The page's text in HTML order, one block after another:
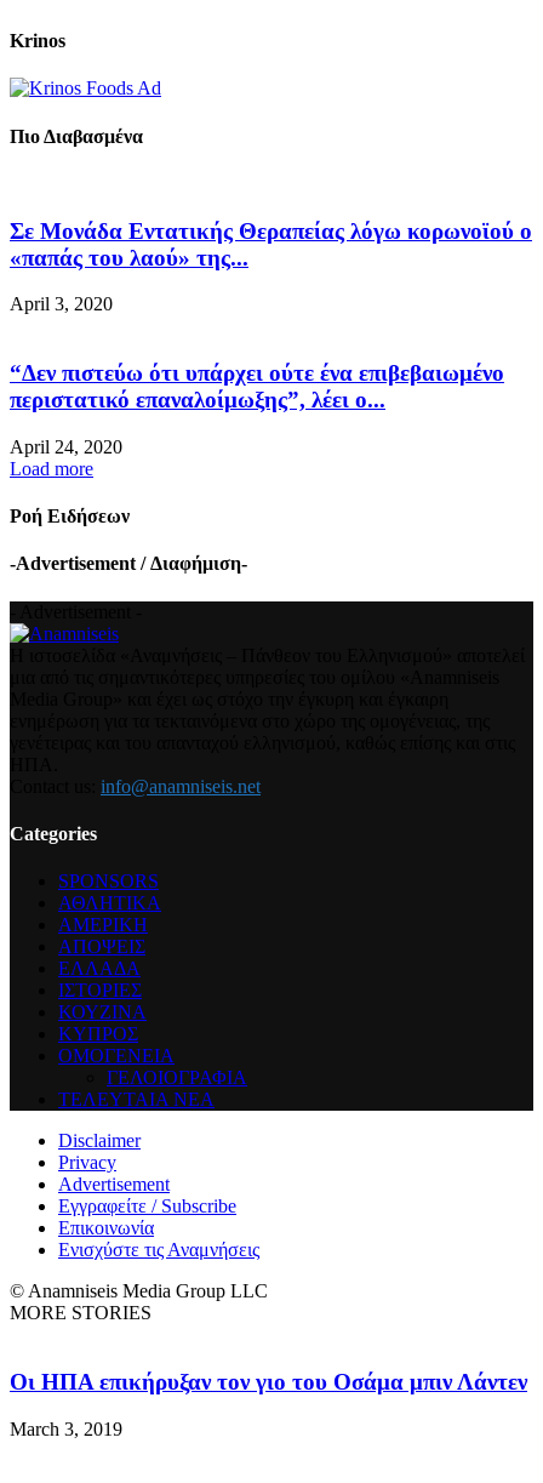
Krinos
Πιο Διαβασμένα
Σε Μονάδα Εντατικής Θεραπείας λόγω κορωνοϊού ο
«παπάς του λαού» της...
April 3, 2020
“Δεν πιστεύω ότι υπάρχει ούτε ένα επιβεβαιωμένο
περιστατικό επαναλοίμωξης”, λέει ο...
April 24, 2020
Load more
Ροή Ειδήσεων
-Advertisement / Διαφήμιση-
info@anamniseis.net
Categories
SPONSORS
ΑΘΛΗΤΙΚΑ
ΑΜΕΡΙΚΗ
ΑΠΟΨΕΙΣ
ΕΛΛΑΔΑ
ΙΣΤΟΡΙΕΣ
ΚΟΥΖΙΝΑ
ΚΥΠΡΟΣ
ΟΜΟΓΕΝΕΙΑ
ΓΕΛΟΙΟΓΡΑΦΙΑ
ΤΕΛΕΥΤΑΙΑ ΝΕΑ
Disclaimer
Privacy
Advertisement
Εγγραφείτε / Subscribe
Επικοινωνία
Ενισχύστε τις Αναμνήσεις
© Anamniseis Media Group LLC
MORE STORIES
Οι ΗΠΑ επικήρυξαν τον γιο του Οσάμα μπιν Λάντεν
March 3, 2019